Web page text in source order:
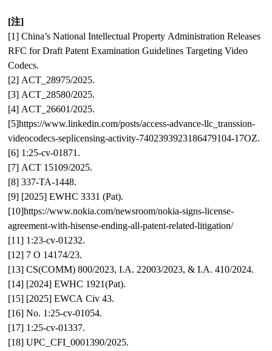
[注]
[1] China’s National Intellectual Property Administration Releases
RFC for Draft Patent Examination Guidelines Targeting Video
Codecs.
[2] ACT_28975/2025.
[3] ACT_28580/2025.
[4] ACT_26601/2025.
[5]https://www.linkedin.com/posts/access-advance-llc_transsion-
videocodecs-seplicensing-activity-7402393923186479104-17OZ.
[6] 1:25-cv-01871.
[7] ACT 15109/2025.
[8] 337-TA-1448.
[9] [2025] EWHC 3331 (Pat).
[10]https://www.nokia.com/newsroom/nokia-signs-license-
agreement-with-hisense-ending-all-patent-related-litigation/
[11] 1:23-cv-01232.
[12] 7 O 14174/23.
[13] CS(COMM) 800/2023, I.A. 22003/2023, & I.A. 410/2024.
[14] [2024] EWHC 1921(Pat).
[15] [2025] EWCA Civ 43.
[16] No. 1:25-cv-01054.
[17] 1:25-cv-01337.
[18] UPC_CFI_0001390/2025.